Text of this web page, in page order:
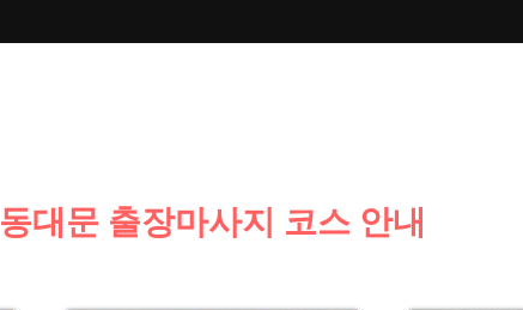
동대문 출장마사지 코스 안내